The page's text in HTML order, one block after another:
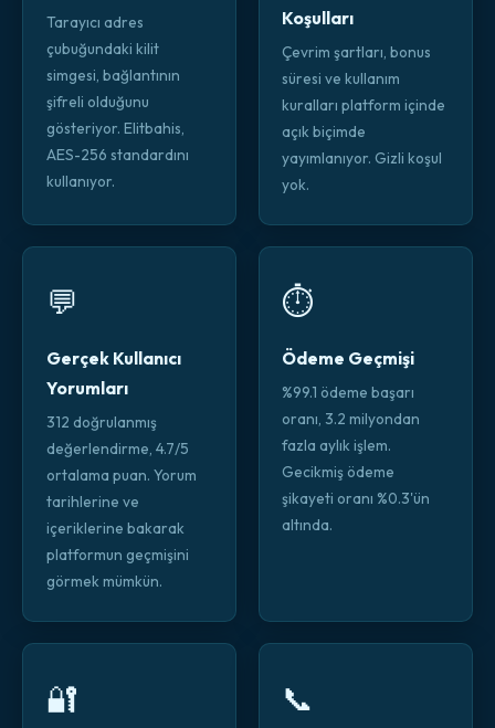
Tarayıcı adres
çubuğundaki kilit
simgesi, bağlantının
şifreli olduğunu
gösteriyor. Elitbahis,
AES-256 standardını
kullanıyor.
Koşulları
Çevrim şartları, bonus
süresi ve kullanım
kuralları platform içinde
açık biçimde
yayımlanıyor. Gizli koşul
yok.
💬
Gerçek Kullanıcı
Yorumları
312 doğrulanmış
değerlendirme, 4.7/5
ortalama puan. Yorum
tarihlerine ve
içeriklerine bakarak
platformun geçmişini
görmek mümkün.
⏱️
Ödeme Geçmişi
%99.1 ödeme başarı
oranı, 3.2 milyondan
fazla aylık işlem.
Gecikmiş ödeme
şikayeti oranı %0.3'ün
altında.
🔐 📞